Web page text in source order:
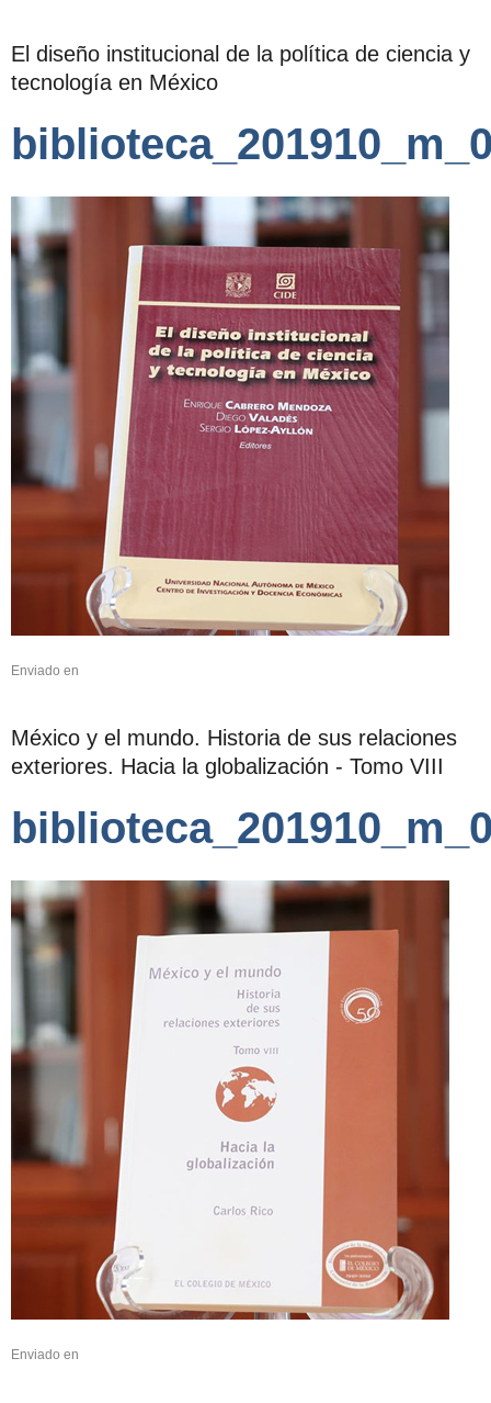
El diseño institucional de la política de ciencia y
tecnología en México
Enviado en
México y el mundo. Historia de sus relaciones
exteriores. Hacia la globalización - Tomo VIII
Enviado en